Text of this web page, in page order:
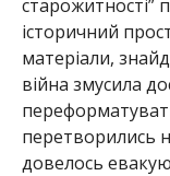
старожитності”
історичний
матеріали,
війна змусила
перетворились
довелось